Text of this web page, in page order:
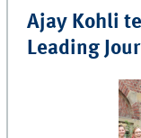
Ajay Kohli
Leading